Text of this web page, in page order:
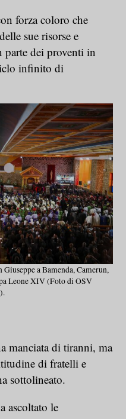
forza coloro che
sue risorse e
parte dei proventi in
infinito di
a Bamenda, Camerun,
Leone XIV (Foto di OSV
manciata di tiranni, ma
di fratelli e
sottolineato.
ascoltato le